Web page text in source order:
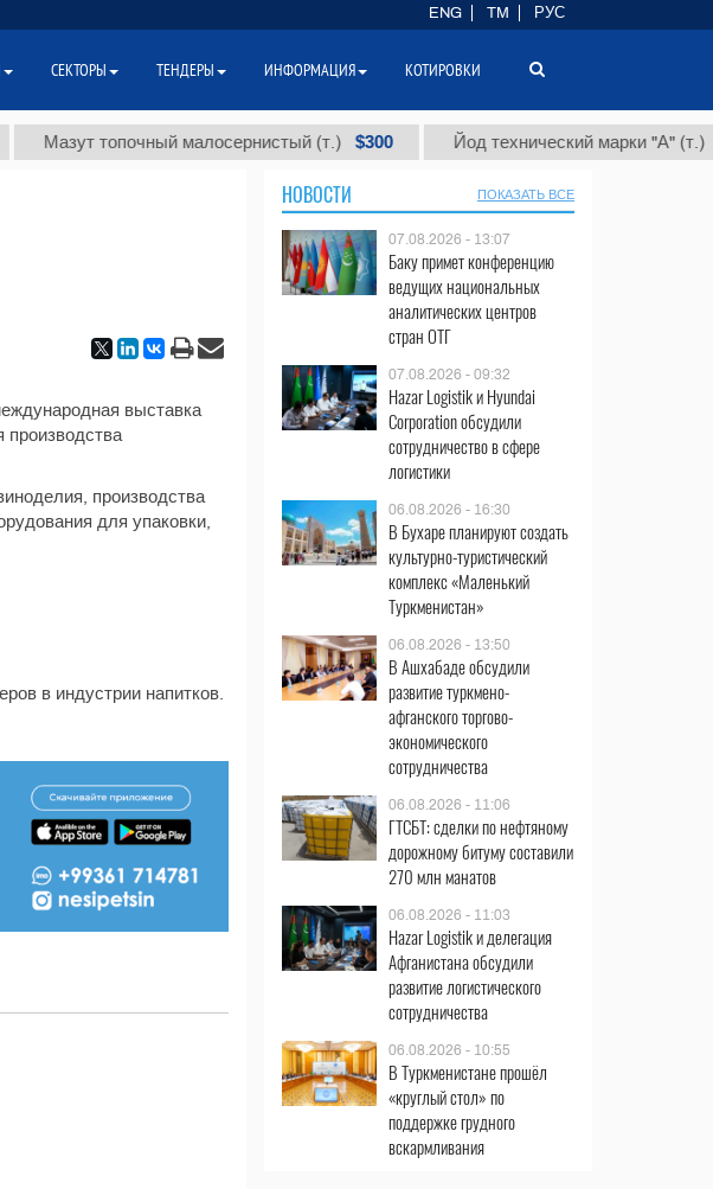
Мазут топочный малосернистый (т.) $300 Йод технический марки "А" (т.) $86
выставка
производства
производства
для упаковки,
в индустрии напитков.
НОВОСТИ ПОКАЗАТЬ ВСЕ
07.08.2026 - 13:07
Баку примет конференцию
ведущих национальных
аналитических центров
стран ОТГ
07.08.2026 - 09:32
Hazar Logistik и Hyundai
Corporation обсудили
сотрудничество в сфере
логистики
06.08.2026 - 16:30
В Бухаре планируют создать
культурно-туристический
комплекс «Маленький
Туркменистан»
06.08.2026 - 13:50
В Ашхабаде обсудили
развитие туркмено-
афганского торгово-
экономического
сотрудничества
06.08.2026 - 11:06
ГТСБТ: сделки по нефтяному
дорожному битуму составили
270 млн манатов
06.08.2026 - 11:03
Hazar Logistik и делегация
Афганистана обсудили
развитие логистического
сотрудничества
06.08.2026 - 10:55
В Туркменистане прошёл
«круглый стол» по
поддержке грудного
вскармливания
ENG TM РУС
СЕКТОРЫ ТЕНДЕРЫ ИНФОРМАЦИЯ КОТИРОВКИ